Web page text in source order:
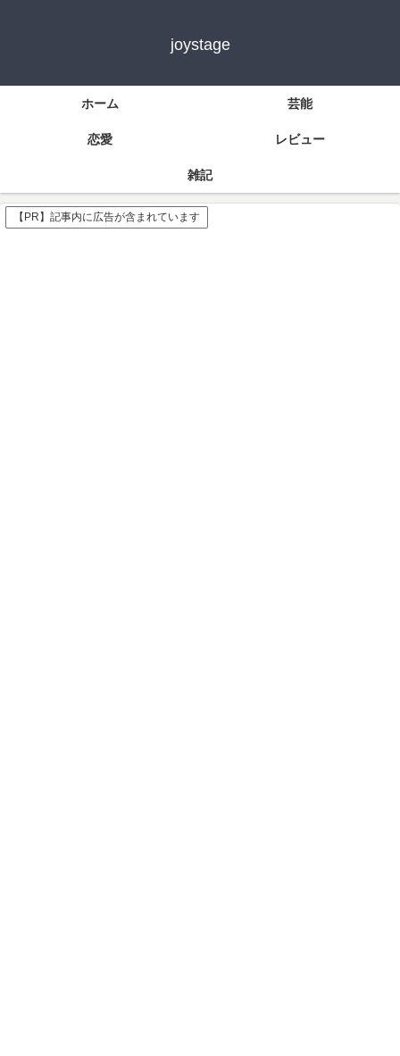
joystage
ホーム 芸能
恋愛 レビュー
雑記
【PR】記事内に広告が含まれています